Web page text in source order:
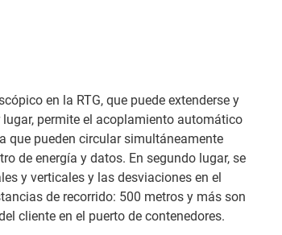
en la RTG, que puede extenderse y
lugar, permite el acoplamiento automático
que pueden circular simultáneamente
de energía y datos. En segundo lugar, se
y verticales y las desviaciones en el
de recorrido: 500 metros y más son
cliente en el puerto de contenedores.